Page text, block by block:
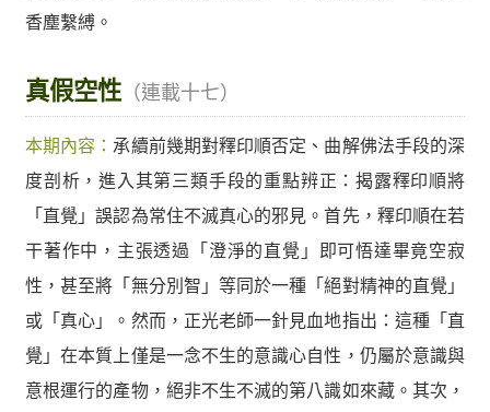
香塵繫縛。
真假空性 （連載十七）
本期內容：承續前幾期對釋印順否定、曲解佛法手段的深
度剖析，進入其第三類手段的重點辨正：揭露釋印順將
「直覺」誤認為常住不滅真心的邪見。首先，釋印順在若
干著作中，主張透過「澄淨的直覺」即可悟達畢竟空寂
性，甚至將「無分別智」等同於一種「絕對精神的直覺」
或「真心」。然而，正光老師一針見血地指出：這種「直
覺」在本質上僅是一念不生的意識心自性，仍屬於意識與
意根運行的產物，絕非不生不滅的第八識如來藏。其次，